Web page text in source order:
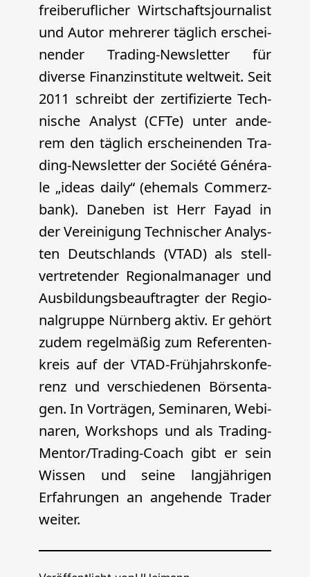
frei­be­ruf­li­cher Wirt­schafts­jour­na­list
und Autor meh­re­rer täg­lich erschei­
nen­der Tra­ding-News­let­ter für
diver­se Finanz­in­sti­tu­te welt­weit. Seit
2011 schreibt der zer­ti­fi­zier­te Tech­
ni­sche Ana­lyst (CFTe) unter ande­
rem den täg­lich erschei­nen­den Tra­
ding-News­let­ter der Socié­té Géné­ra­
le „ide­as dai­ly“ (ehe­mals Com­merz­
bank). Dane­ben ist Herr Fayad in
der Ver­ei­ni­gung Tech­ni­scher Ana­lys­
ten Deutsch­lands (VTAD) als stell­
ver­tre­ten­der Regio­nal­ma­na­ger und
Aus­bil­dungs­be­auf­trag­ter der Regio­
nal­grup­pe Nürn­berg aktiv. Er gehört
zudem regel­mä­ßig zum Refe­ren­ten­
kreis auf der VTAD-Früh­jahrs­kon­fe­
renz und ver­schie­de­nen Bör­sen­ta­
gen. In Vor­trä­gen, Semi­na­ren, Web­i­
na­ren, Work­shops und als Tra­ding-
Men­tor/­Tra­ding-Coach gibt er sein
Wis­sen und sei­ne lang­jäh­ri­gen
Erfah­run­gen an ange­hen­de Trader
weiter.